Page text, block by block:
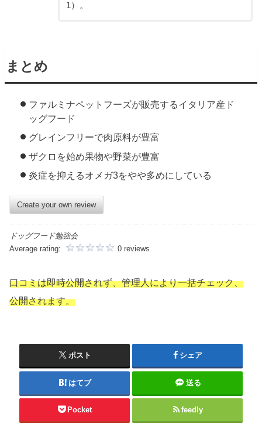
1）。
まとめ
ファルミナペットフーズが販売するイタリア産ド
ッグフード
グレインフリーで肉原料が豊富
ザクロを始め果物や野菜が豊富
炎症を抑えるオメガ3をやや多めにしている
Create your own review
ドッグフード勉強会
Average rating:
0 reviews
口コミは即時公開されず、管理人により一括チェック、
公開されます。
ポスト シェア
はてブ 送る
Pocket feedly